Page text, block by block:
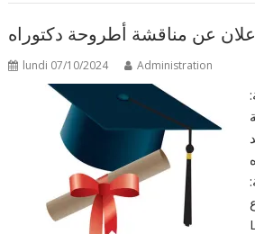
عن مناقشة أطروحة دكتوراه
lundi 07/10/2024 Administration
:ينهي السيد عميد كلية